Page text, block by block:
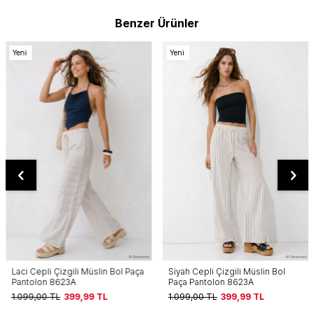
Benzer Ürünler
Yeni
Laci Cepli Çizgili Müslin Bol Paça
Pantolon 8623A
1.099,00TL 399,99TL
Yeni
Siyah Cepli Çizgili Müslin Bol
Paça Pantolon 8623A
1.099,00TL 399,99TL